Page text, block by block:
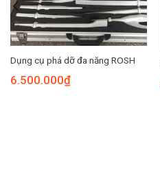
Dụng cụ phá dỡ đa năng ROSH
6.500.000₫